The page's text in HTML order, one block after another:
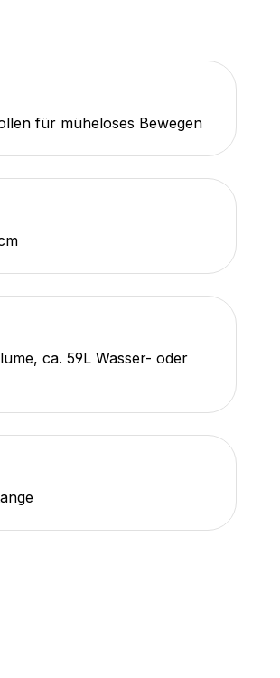
für müheloses Bewegen
ca. 59L Wasser- oder